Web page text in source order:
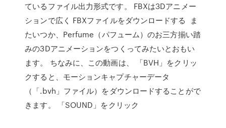
ているファイル出力形式です。 FBXは3Dアニメー
ションで広く FBXファイルをダウンロードする ま
たいつか、Perfume（パフューム）のお三方揃い踏
みの3Dアニメーションをつくってみたいとおもい
ます。 ちなみに、この動画は、 「BVH」をクリッ
クすると、モーションキャプチャーデータ
（「.bvh」ファイル）をダウンロードすることがで
きます。 「SOUND」をクリック